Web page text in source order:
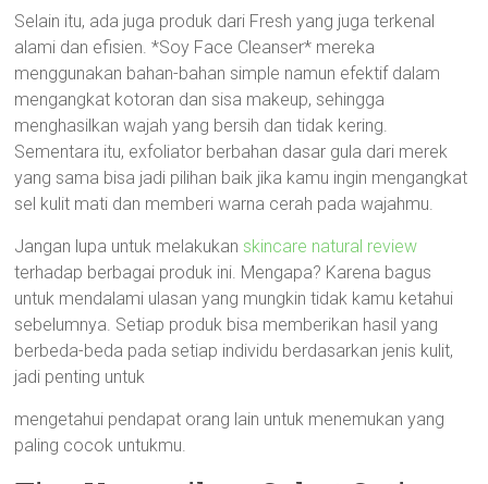
Selain itu, ada juga produk dari Fresh yang juga terkenal
alami dan efisien. *Soy Face Cleanser* mereka
menggunakan bahan-bahan simple namun efektif dalam
mengangkat kotoran dan sisa makeup, sehingga
menghasilkan wajah yang bersih dan tidak kering.
Sementara itu, exfoliator berbahan dasar gula dari merek
yang sama bisa jadi pilihan baik jika kamu ingin mengangkat
sel kulit mati dan memberi warna cerah pada wajahmu.
Jangan lupa untuk melakukan skincare natural review
terhadap berbagai produk ini. Mengapa? Karena bagus
untuk mendalami ulasan yang mungkin tidak kamu ketahui
sebelumnya. Setiap produk bisa memberikan hasil yang
berbeda-beda pada setiap individu berdasarkan jenis kulit,
jadi penting untuk
mengetahui pendapat orang lain untuk menemukan yang
paling cocok untukmu.